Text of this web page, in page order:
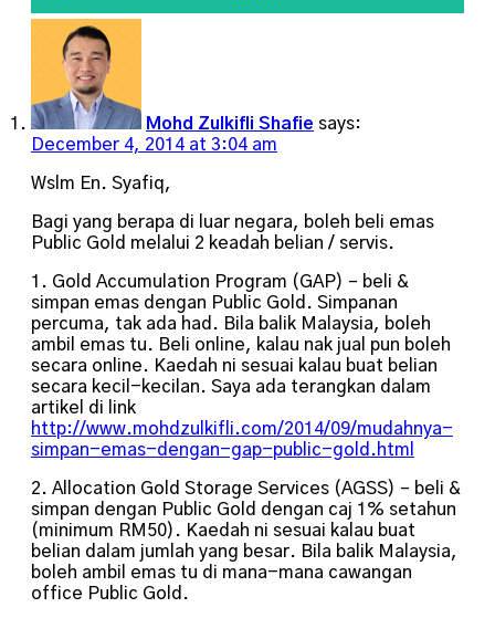
Mohd Zulkifli Shafie says:
December 4, 2014 at 3:04 am
Wslm En. Syafiq,
Bagi yang berapa di luar negara, boleh beli emas
Public Gold melalui 2 keadah belian / servis.
1. Gold Accumulation Program (GAP) – beli &
simpan emas dengan Public Gold. Simpanan
percuma, tak ada had. Bila balik Malaysia, boleh
ambil emas tu. Beli online, kalau nak jual pun boleh
secara online. Kaedah ni sesuai kalau buat belian
secara kecil-kecilan. Saya ada terangkan dalam
artikel di link
http://www.mohdzulkifli.com/2014/09/mudahnya-
simpan-emas-dengan-gap-public-gold.html
2. Allocation Gold Storage Services (AGSS) – beli &
simpan dengan Public Gold dengan caj 1% setahun
(minimum RM50). Kaedah ni sesuai kalau buat
belian dalam jumlah yang besar. Bila balik Malaysia,
boleh ambil emas tu di mana-mana cawangan
office Public Gold.